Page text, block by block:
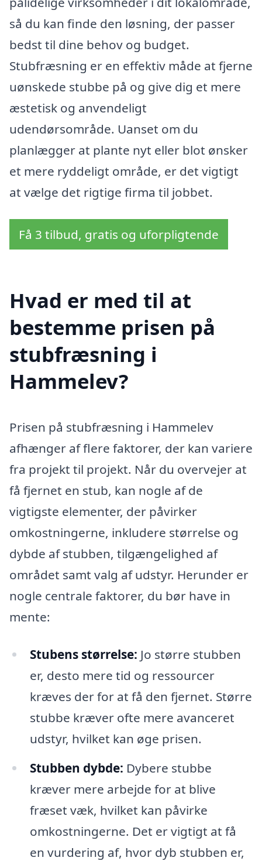
så du kan finde den løsning, der passer
bedst til dine behov og budget.
Stubfræsning er en effektiv måde at fjerne
uønskede stubbe på og give dig et mere
æstetisk og anvendeligt
udendørsområde. Uanset om du
planlægger at plante nyt eller blot ønsker
et mere ryddeligt område, er det vigtigt
at vælge det rigtige firma til jobbet.
Få 3 tilbud, gratis og uforpligtende
Hvad er med til at
bestemme prisen på
stubfræsning i
Hammelev?
Prisen på stubfræsning i Hammelev
afhænger af flere faktorer, der kan variere
fra projekt til projekt. Når du overvejer at
få fjernet en stub, kan nogle af de
vigtigste elementer, der påvirker
omkostningerne, inkludere størrelse og
dybde af stubben, tilgængelighed af
området samt valg af udstyr. Herunder er
nogle centrale faktorer, du bør have in
mente:
Stubens størrelse: Jo større stubben
er, desto mere tid og ressourcer
kræves der for at få den fjernet. Større
stubbe kræver ofte mere avanceret
udstyr, hvilket kan øge prisen.
Stubben dybde: Dybere stubbe
kræver mere arbejde for at blive
fræset væk, hvilket kan påvirke
omkostningerne. Det er vigtigt at få
en vurdering af, hvor dyb stubben er,